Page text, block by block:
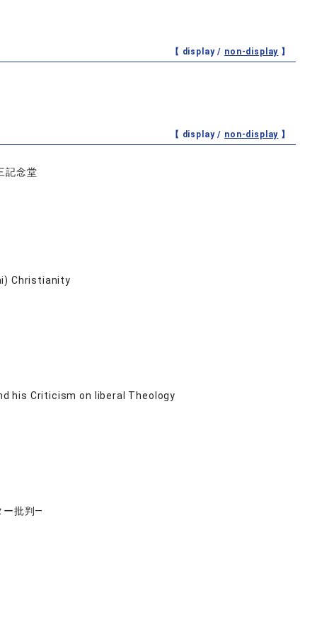
【 display / non-display 】
【 display / non-display 】
記念堂
Christianity
his Criticism on liberal Theology
ー批判―